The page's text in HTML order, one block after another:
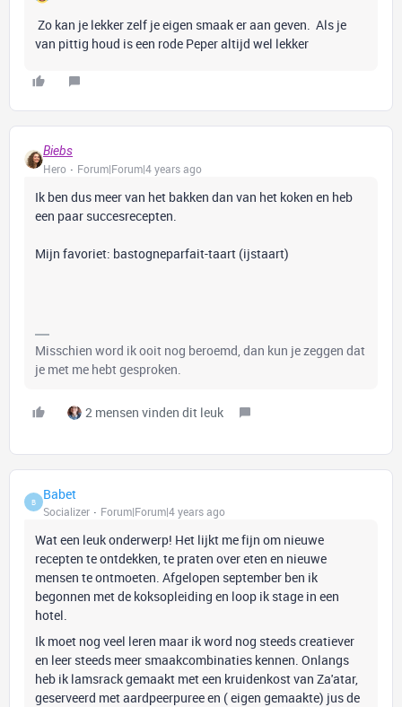
Zo kan je lekker zelf je eigen smaak er aan geven. Als je
van pittig houd is een rode Peper altijd wel lekker
Biebs
Hero
Forum|Forum|4 years ago
Ik ben dus meer van het bakken dan van het koken en heb
een paar succesrecepten.
Mijn favoriet: bastogneparfait-taart (ijstaart)
Misschien word ik ooit nog beroemd, dan kun je zeggen dat
je met me hebt gesproken.
2 mensen vinden dit leuk
B Babet
Socializer Forum|Forum|4 years ago
Wat een leuk onderwerp! Het lijkt me fijn om nieuwe
recepten te ontdekken, te praten over eten en nieuwe
mensen te ontmoeten. Afgelopen september ben ik
begonnen met de koksopleiding en loop ik stage in een
hotel.
Ik moet nog veel leren maar ik word nog steeds creatiever
en leer steeds meer smaakcombinaties kennen. Onlangs
heb ik lamsrack gemaakt met een kruidenkost van Za'atar,
geserveerd met aardpeerpuree en ( eigen gemaakte) jus de